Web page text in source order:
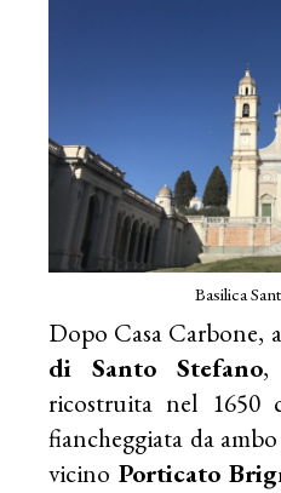
Basilica
Dopo Casa Carbone,
di Santo Stefano,
ricostruita nel 1650
fiancheggiata da
vicino Porticato